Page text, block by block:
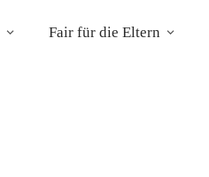
Fair für die Eltern